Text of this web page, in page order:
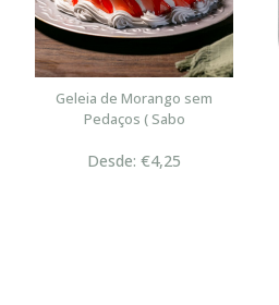
Geleia de Morango sem
Pedaços ( Sabo
Desde: €4,25